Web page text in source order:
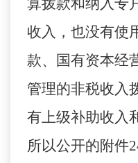
算拨款和纳入专
收入，也没有使
款、
国有资本经
管理的非税收入
有上级补助收入
所以公开的附件